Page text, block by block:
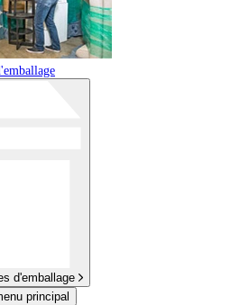
d'emballage
principal